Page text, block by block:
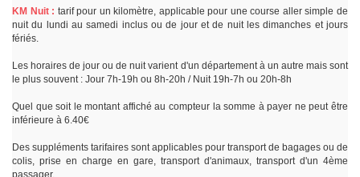
KM Nuit : tarif pour un kilomètre, applicable pour une course aller simple de
nuit du lundi au samedi inclus ou de jour et de nuit les dimanches et jours
fériés.
Les horaires de jour ou de nuit varient d'un département à un autre mais sont
le plus souvent : Jour 7h-19h ou 8h-20h / Nuit 19h-7h ou 20h-8h
Quel que soit le montant affiché au compteur la somme à payer ne peut être
inférieure à 6.40€
Des suppléments tarifaires sont applicables pour transport de bagages ou de
colis, prise en charge en gare, transport d'animaux, transport d'un 4ème